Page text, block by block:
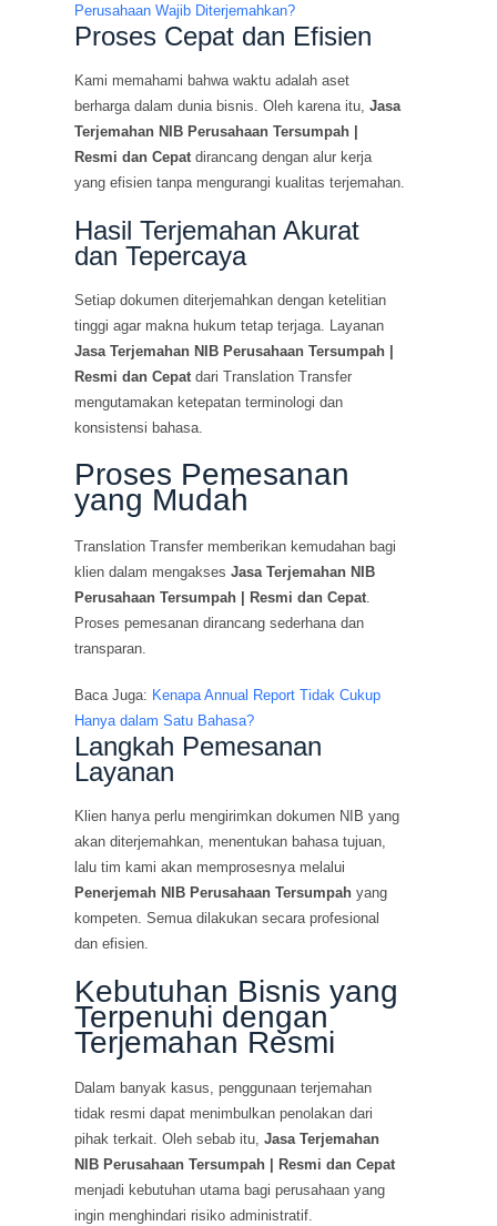
Perusahaan Wajib Diterjemahkan?
Proses Cepat dan Efisien
Kami memahami bahwa waktu adalah aset
berharga dalam dunia bisnis. Oleh karena itu,Jasa
Terjemahan NIB Perusahaan Tersumpah |
Resmi dan Cepatdirancang dengan alur kerja
yang efisien tanpa mengurangi kualitas terjemahan.
Hasil Terjemahan Akurat
dan Tepercaya
Setiap dokumen diterjemahkan dengan ketelitian
tinggi agar makna hukum tetap terjaga. Layanan
Jasa Terjemahan NIB Perusahaan Tersumpah |
Resmi dan Cepat dari Translation Transfer
mengutamakan ketepatan terminologi dan
konsistensi bahasa.
Proses Pemesanan
yang Mudah
Translation Transfer memberikan kemudahan bagi
klien dalam mengaksesJasa Terjemahan NIB
Perusahaan Tersumpah | Resmi dan Cepat
Proses pemesanan dirancang sederhana dan
transparan.
Baca Juga: Kenapa Annual Report Tidak Cukup
Hanya dalam Satu Bahasa?
Langkah Pemesanan
Layanan
Klien hanya perlu mengirimkan dokumen NIB yang
akan diterjemahkan, menentukan bahasa tujuan,
lalu tim kami akan memprosesnya melalui
Penerjemah NIB Perusahaan Tersumpah yang
kompeten. Semua dilakukan secara profesional
dan efisien.
Kebutuhan Bisnis yang
Terpenuhi dengan
Terjemahan Resmi
Dalam banyak kasus, penggunaan terjemahan
tidak resmi dapat menimbulkan penolakan dari
pihak terkait. Oleh sebab itu,Jasa Terjemahan
NIB Perusahaan Tersumpah | Resmi dan Cepat
menjadi kebutuhan utama bagi perusahaan yang
ingin menghindari risiko administratif.